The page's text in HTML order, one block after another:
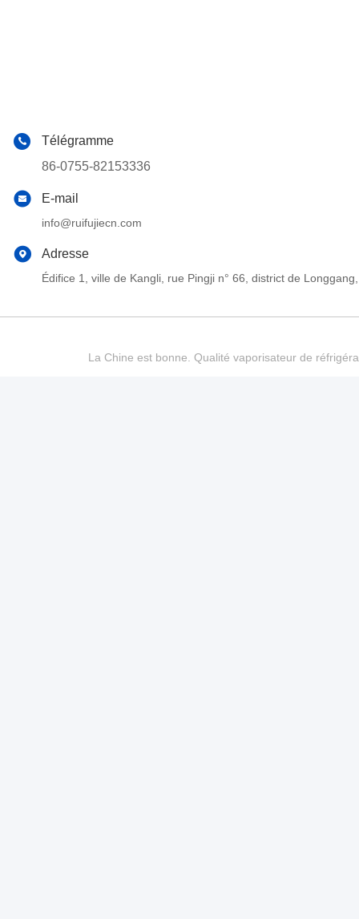
Télégramme
86-0755-82153336
E-mail
info@ruifujiecn.com
Adresse
Édifice 1, ville de Kangli, rue Pingji n° 66, district de
La Chine est bonne. Qualité vaporisateur de